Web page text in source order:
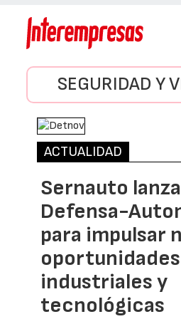
SEGURIDAD Y
ACTUALIDAD
Sernauto
Defensa-
para impulsar
oportunidades
industriales y
tecnológicas